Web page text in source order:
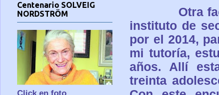
Otra
instituto de
por el 2014,
mi tutoría,
años. Allí
treinta
Centenario SOLVEIG
NORDSTRÖM